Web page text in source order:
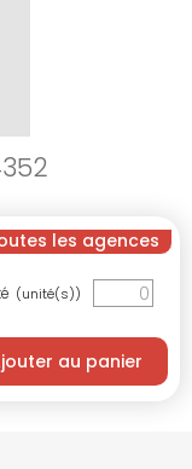
les agences
(unité(s))
au panier